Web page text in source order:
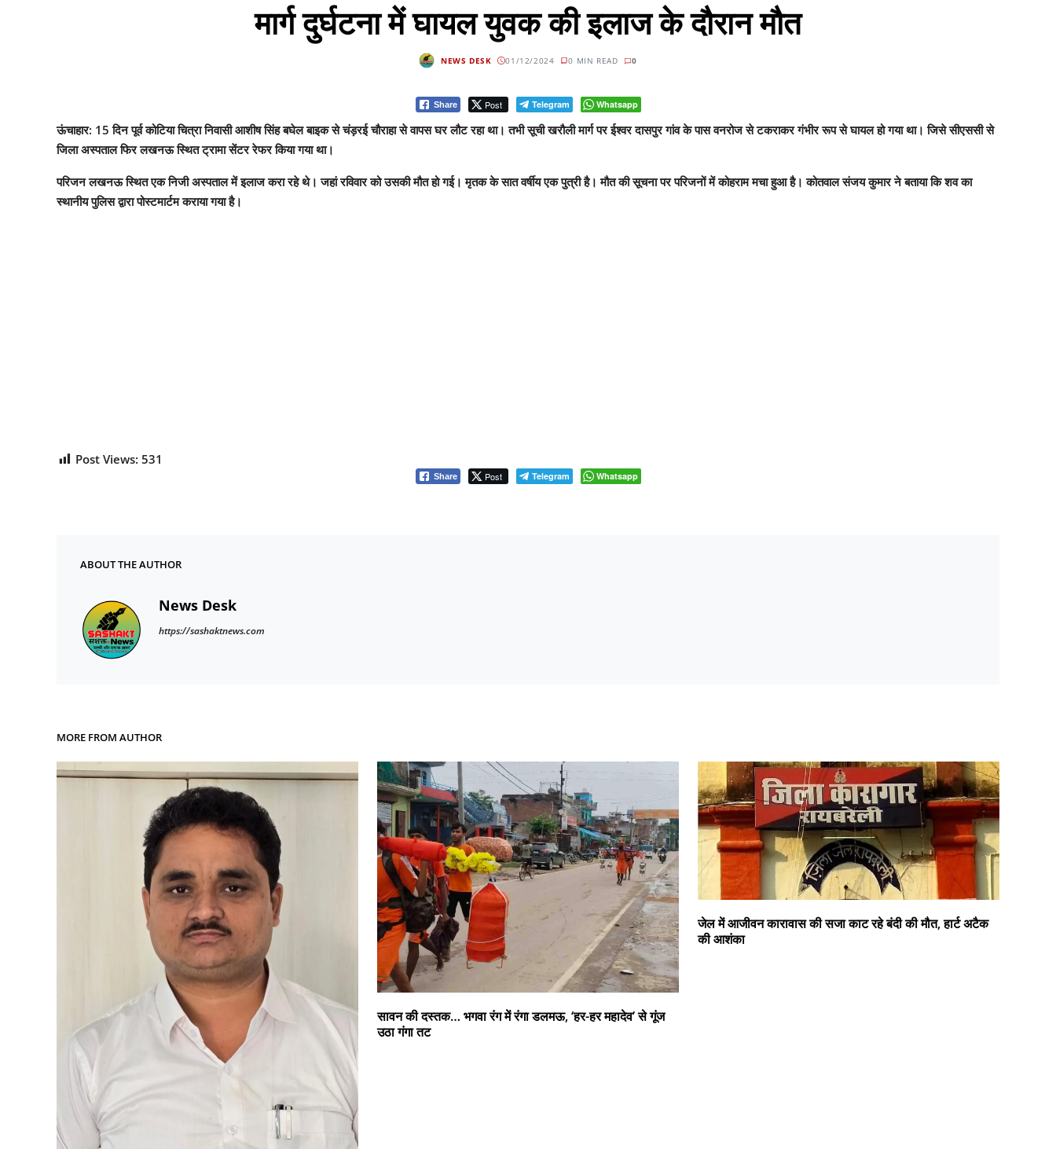
मार्ग दुर्घटना में घायल युवक की इलाज के दौरान मौत
NEWS DESK 01/12/2024 0 MIN READ 0
Share Post Telegram Whatsapp
ऊंचाहार: 15 दिन पूर्व कोटिया चित्रा निवासी आशीष सिंह बघेल बाइक से चंड़रई चौराहा से वापस घर लौट रहा था। तभी सूची खरौली मार्ग पर ईश्वर दासपुर गांव के पास वनरोज से टकराकर गंभीर रूप से घायल हो गया था। जिसे सीएससी से
जिला अस्पताल फिर लखनऊ स्थित ट्रामा सेंटर रेफर किया गया था।
परिजन लखनऊ स्थित एक निजी अस्पताल में इलाज करा रहे थे। जहां रविवार को उसकी मौत हो गई। मृतक के सात वर्षीय एक पुत्री है। मौत की सूचना पर परिजनों में कोहराम मचा हुआ है। कोतवाल संजय कुमार ने बताया कि शव का
स्थानीय पुलिस द्वारा पोस्टमार्टम कराया गया है।
Post Views: 531
Share Post Telegram Whatsapp
ABOUT THE AUTHOR
News Desk
https://sashaktnews.com
MORE FROM AUTHOR
सावन की दस्तक… भगवा रंग में रंगा डलमऊ, ‘हर-हर महादेव’ से गूंज
उठा गंगा तट
जेल में आजीवन कारावास की सजा काट रहे बंदी की मौत, हार्ट अटैक
की आशंका